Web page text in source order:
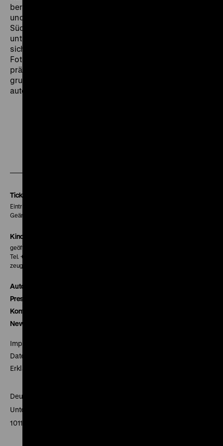
berichten von Tüllmanns Arbeit für wichtige Zeitungen
und von Reisen, die sie nach Israel, Algerien und
Südafrika führten. 500 Schwarzweißfotografien,
unterlegt mit Musik von José Luis de Delás, verdichten
sich zu einem berührenden Gesamtbild: „Tüllmanns
Fotografien werden in dem ebenso dichten wie
präzisen Dokumentarfilm zu essayistischen Passagen
gruppiert und erhalten einen faszinierenden
autonomen Raum.“ (
Tickets
Eintritt 5 €
Geänderte Preise sind im Programm vermerkt.
Kinokasse
geöffnet 30 Minuten vor Beginn der ersten Vorstellung
Tel. + 49 30 20304-770
zeughauskino@dhm.de
Autor*innen
Presse
Kontakt
Newsletter
Impressum
Datenschutz
Erklärung digitale Barrierefreiheit
Deutsches Historisches Museum
Unter den Linden 2
10117 Berlin